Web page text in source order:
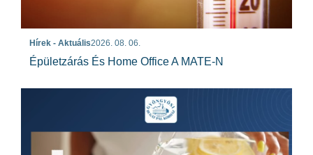
Hírek - Aktuális2026. 08. 06.
Épületzárás És Home Office A MATE-N